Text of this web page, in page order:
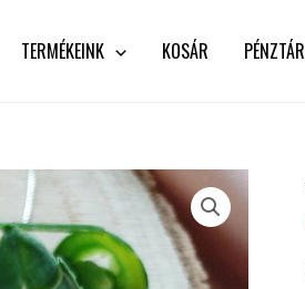
TERMÉKEINK KOSÁR PÉNZTÁR